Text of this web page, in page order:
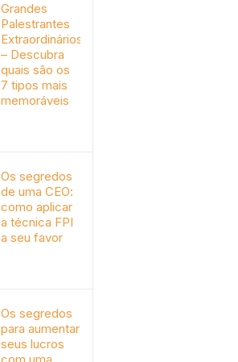
Grandes
Palestrantes
Extraordinários
– Descubra
quais são os
7 tipos mais
memoráveis
Os segredos
de uma CEO:
como aplicar
a técnica FPI
a seu favor
Os segredos
para aumentar
seus lucros